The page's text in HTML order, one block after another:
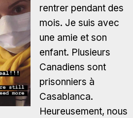
rentrer pendant des
mois. Je suis avec
une amie et son
enfant. Plusieurs
Canadiens sont
prisonniers à
Casablanca.
Heureusement, nous